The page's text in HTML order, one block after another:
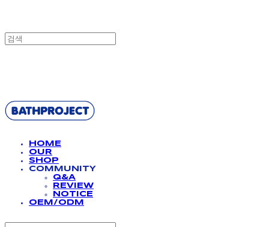
HOME
OUR
SHOP
COMMUNITY
Q&A
REVIEW
NOTICE
OEM/ODM